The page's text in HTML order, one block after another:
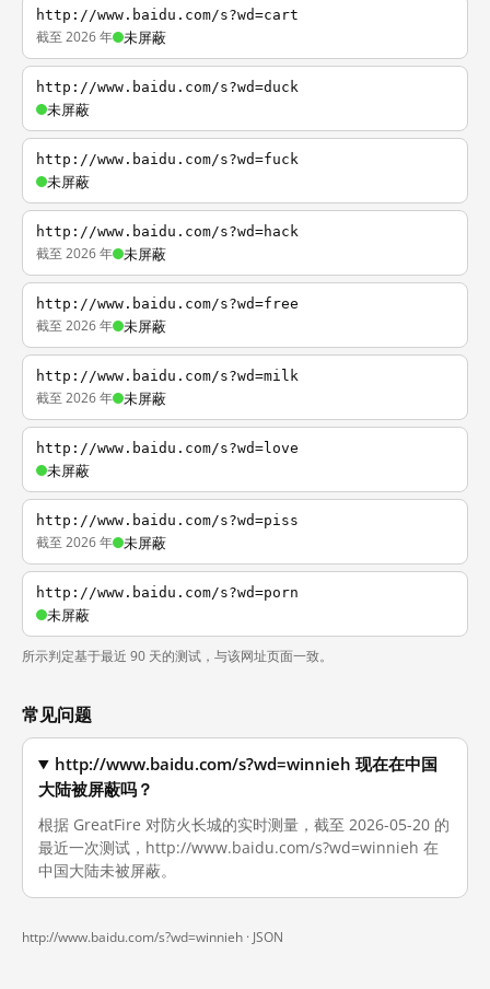
http://www.baidu.com/s?wd=cart
截至 2026 年 未屏蔽
http://www.baidu.com/s?wd=duck
未屏蔽
http://www.baidu.com/s?wd=fuck
未屏蔽
http://www.baidu.com/s?wd=hack
截至 2026 年 未屏蔽
http://www.baidu.com/s?wd=free
截至 2026 年 未屏蔽
http://www.baidu.com/s?wd=milk
截至 2026 年 未屏蔽
http://www.baidu.com/s?wd=love
未屏蔽
http://www.baidu.com/s?wd=piss
截至 2026 年 未屏蔽
http://www.baidu.com/s?wd=porn
未屏蔽
所示判定基于最近 90 天的测试，与该网址页面一致。
常见问题
http://www.baidu.com/s?wd=winnieh 现在在中国
大陆被屏蔽吗？
根据 GreatFire 对防火长城的实时测量，截至 2026-05-20 的
最近一次测试，http://www.baidu.com/s?wd=winnieh 在
中国大陆未被屏蔽。
http://www.baidu.com/s?wd=winnieh · JSON